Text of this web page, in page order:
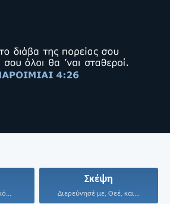
Σκέψη
Διερεύνησέ με, Θεέ, και...